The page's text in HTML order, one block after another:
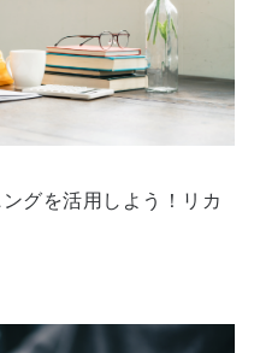
グを活用しよう！リカ